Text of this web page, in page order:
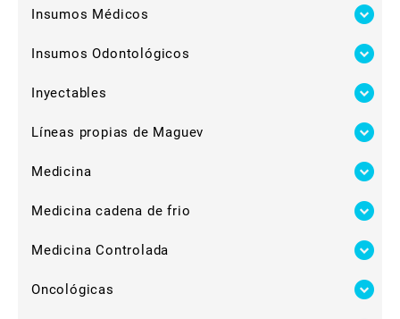
Insumos Médicos
Insumos Odontológicos
Inyectables
Líneas propias de Maguev
Medicina
Medicina cadena de frio
Medicina Controlada
Oncológicas